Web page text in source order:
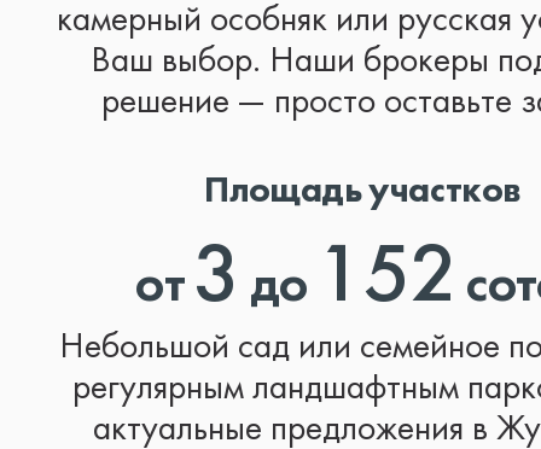
камерный особняк или русская
Ваш выбор. Наши брокеры
решение — просто оставьте
Площадь участков
от 3 до 152
Небольшой сад или семейное
регулярным ландшафтным
актуальные предложения в